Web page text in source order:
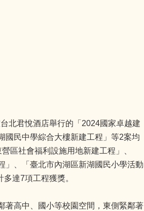
北君悅酒店舉行的「2024國家卓越建
國民中學綜合大樓新建工程」等2案均
區社會福利設施用地新建工程」、
」、「臺北市內湖區新湖國民小學活動
達7項工程獲獎。
著高中、國小等校園空間，東側緊鄰著